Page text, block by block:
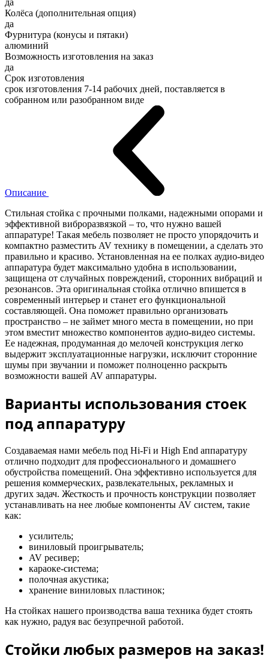
да
Колёса (дополнительная опция)
да
Фурнитура (конусы и пятаки)
алюминий
Возможность изготовления на заказ
да
Срок изготовления
срок изготовления 7-14 рабочих дней, поставляется в
собранном или разобранном виде
Описание
Стильная стойка с прочными полками, надежными опорами и
эффективной виброразвязкой – то, что нужно вашей
аппаратуре! Такая мебель позволяет не просто упорядочить и
компактно разместить AV технику в помещении, а сделать это
правильно и красиво. Установленная на ее полках аудио-видео
аппаратура будет максимально удобна в использовании,
защищена от случайных повреждений, сторонних вибраций и
резонансов. Эта оригинальная стойка отлично впишется в
современный интерьер и станет его функциональной
составляющей. Она поможет правильно организовать
пространство – не займет много места в помещении, но при
этом вместит множество компонентов аудио-видео системы.
Ее надежная, продуманная до мелочей конструкция легко
выдержит эксплуатационные нагрузки, исключит сторонние
шумы при звучании и поможет полноценно раскрыть
возможности вашей AV аппаратуры.
Варианты использования стоек
под аппаратуру
Создаваемая нами мебель под Hi-Fi и High End аппаратуру
отлично подходит для профессионального и домашнего
обустройства помещений. Она эффективно используется для
решения коммерческих, развлекательных, рекламных и
других задач. Жесткость и прочность конструкции позволяет
устанавливать на нее любые компоненты AV систем, такие
как:
усилитель;
виниловый проигрыватель;
AV ресивер;
караоке-система;
полочная акустика;
хранение виниловых пластинок;
На стойках нашего производства ваша техника будет стоять
как нужно, радуя вас безупречной работой.
Стойки любых размеров на заказ!